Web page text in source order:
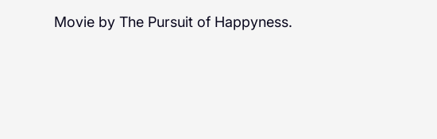
Movie by The Pursuit of Happyness.